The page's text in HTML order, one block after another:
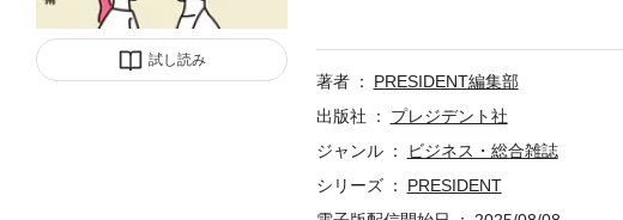
試し読み
で一番売れているビジネス総合誌です
が一部異なる場合や、表紙や目次に記
著者
PRESIDENT編集部
出版社
プレジデント社
ジャンル
ビジネス・総合雑誌
シリーズ
PRESIDENT